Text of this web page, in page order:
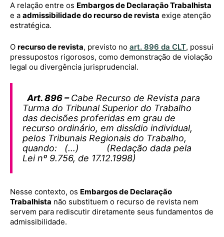
A relação entre os Embargos de Declaração Trabalhista
e a admissibilidade do recurso de revista exige atenção
estratégica.
O recurso de revista, previsto no art. 896 da CLT, possui
pressupostos rigorosos, como demonstração de violação
legal ou divergência jurisprudencial.
Art. 896 –Cabe Recurso de Revista para
Turma do Tribunal Superior do Trabalho
das decisões proferidas em grau de
recurso ordinário, em dissídio individual,
pelos Tribunais Regionais do Trabalho,
quando: (…) (Redação dada pela
Lei nº 9.756, de 17.12.1998)
Nesse contexto, os Embargos de Declaração
Trabalhista não substituem o recurso de revista nem
servem para rediscutir diretamente seus fundamentos de
admissibilidade.